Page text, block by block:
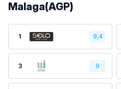
Malaga(AGP)
1 9,4
3 9